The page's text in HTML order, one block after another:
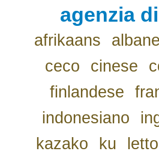
agenzia
afrikaans
ceco
cinese
finlandese
indonesiano
kazako
ku